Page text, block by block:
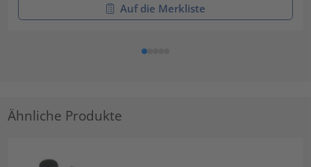
Auf die Merkliste
Ähnliche Produkte